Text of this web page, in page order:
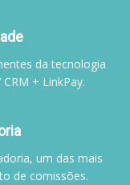
da tecnologia
+ LinkPay.
um das mais
de comissões.